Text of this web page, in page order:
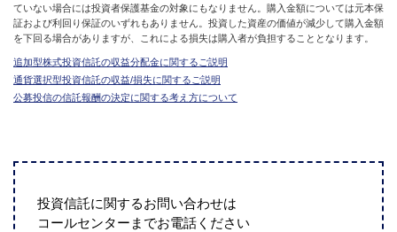
ていない場合には投資者保護基金の対象にもなりません。購入金額については元本保
証および利回り保証のいずれもありません。投資した資産の価値が減少して購入金額
を下回る場合がありますが、これによる損失は購入者が負担することとなります。
追加型株式投資信託の収益分配金に関するご説明
通貨選択型投資信託の収益/損失に関するご説明
公募投信の信託報酬の決定に関する考え方について
投資信託に関するお問い合わせは
コールセンターまでお電話ください